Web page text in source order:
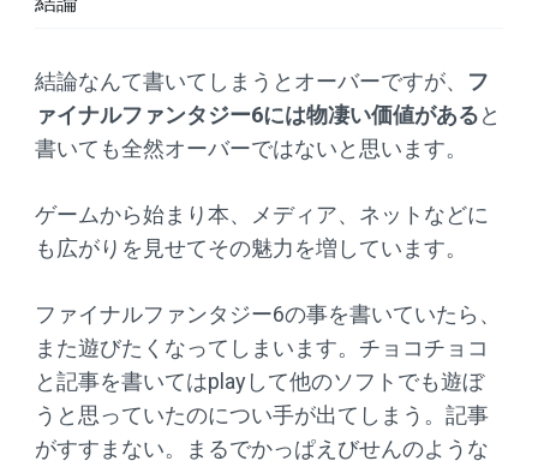
結論なんて書いてしまうとオーバーですが、 フ
ァイナルファンタジー6には物凄い価値があると
書いても全然オーバーではないと思います。
ゲームから始まり本、メディア、ネットなどに
も広がりを見せてその魅力を増しています。
ファイナルファンタジー6の事を書いていたら、
また遊びたくなってしまいます。チョコチョコ
と記事を書いてはplayして他のソフトでも遊ぼ
うと思っていたのについ手が出てしまう。記事
がすすまない。まるでかっぱえびせんのような